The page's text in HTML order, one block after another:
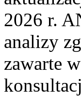
2026 r.
analizy
zawarte